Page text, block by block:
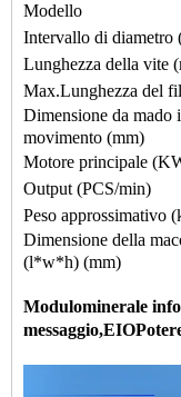
Modello
Intervallo di diametro
Lunghezza della vite
Max.Lunghezza del
Dimensione da mado
movimento (mm)
Motore principale
Output (PCS/min)
Peso approssimativo
Dimensione della
(l*w*h) (mm)
Modulominerale
messaggio,EIO